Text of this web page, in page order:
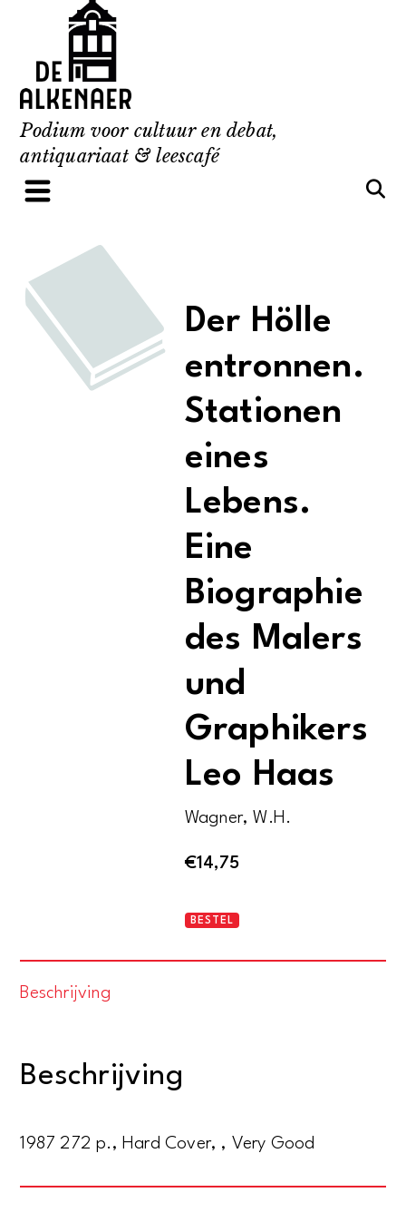
content
Podium voor cultuur en debat,
antiquariaat & leescafé
Der Hölle
entronnen.
Stationen
eines
Lebens.
Eine
Biographie
des Malers
und
Graphikers
Leo Haas
Wagner, W.H.
€14,75
Der
Malers
BESTEL
Beschrijving
Beschrijving
1987 272 p., Hard Cover, , Very Good